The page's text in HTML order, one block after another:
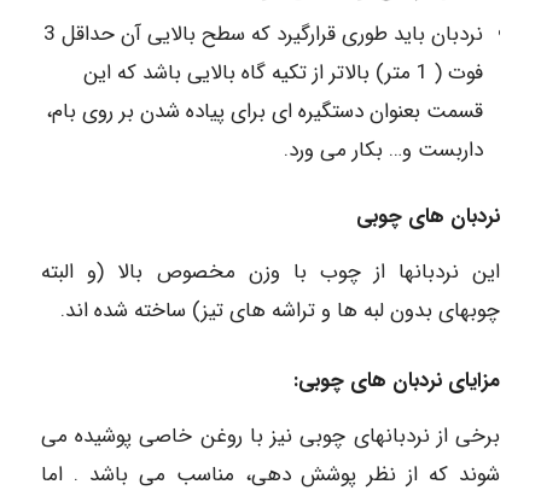
نردبان باید طوری قرارگیرد که سطح بالایی آن حداقل 3
فوت ( 1 متر) بالاتر از تکیه گاه بالایی باشد که این
قسمت بعنوان دستگیره ای برای پیاده شدن بر روی بام،
داربست و… بکار می ورد.
نردبان های چوبی
این نردبانها از چوب با وزن مخصوص بالا (و ‌البته
چوبهای بدون لبه ها و تراشه های تیز) ساخته شده اند.
مزایای نردبان های چوبی:
برخی از نردبانهای چوبی نیز با روغن خاصی پوشیده می
شوند که از نظر پوشش دهی، مناسب می باشد . اما